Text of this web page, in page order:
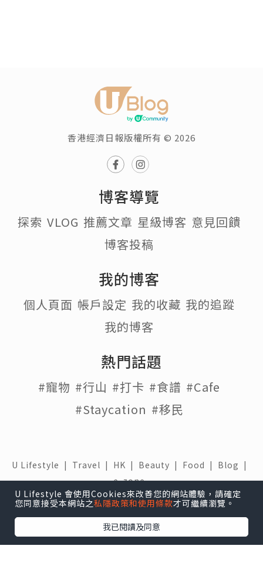
香港經濟日報版權所有 © 2026
博客導覽
探索 VLOG 推薦文章 星級博客 意見回饋
博客投稿
我的博客
個人頁面 帳戶設定 我的收藏 我的追蹤
我的博客
熱門話題
#寵物 #行山 #打卡 #食譜 #Cafe
#Staycation #移民
U Lifestyle | Travel | HK | Beauty | Food | Blog |
e-zone
關於我們 |免責聲明 |使用條款 |私隱政策 |招聘人才 |
下載 U Lifestyle應用程式
U Lifestyle 會使用Cookies來改善您的網站體驗，請確定
您同意接受本網站之私隱政策和使用條款才可繼續瀏覽。
我已閱讀及同意